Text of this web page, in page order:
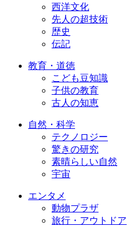
西洋文化
先人の超技術
歴史
伝記
教育・道徳
こども豆知識
子供の教育
古人の知恵
自然・科学
テクノロジー
驚きの研究
素晴らしい自然
宇宙
エンタメ
動物プラザ
旅行・アウトドア